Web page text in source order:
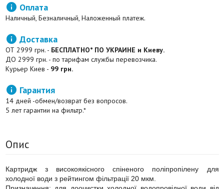
 Оплата
Наличный, Безналичный, Наложенный платеж.
 Доставка
ОТ 2999 грн. - БЕСПЛАТНО* ПО УКРАИНЕ и Киеву.
ДО 2999 грн. - по тарифам службы перевозчика.
Курьер Киев - 99 грн.
 Гарантия
14 дней -обмен/возврат без вопросов.
5 лет гарантии на фильтр.*
Опис
Картридж з високоякісного спіненого поліпропілену для
холодної води з рейтингом фільтрації 20 мкм.